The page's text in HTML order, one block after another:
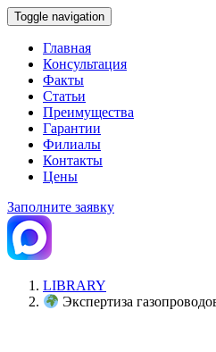
Toggle navigation
Главная
Консультация
Факты
Статьи
Преимущества
Гарантии
Филиалы
Контакты
Цены
Заполните заявку
LIBRARY
Экспертиза